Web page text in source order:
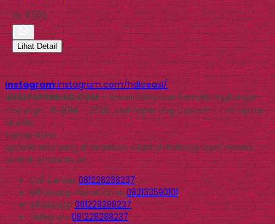
Rp 6.500
Lihat Detail
Instagram instagram.com/hdkreasi/
JUALPAPERBAG.COM- Solusi Kemasan Ramah Lingkungan
Copyright © 2014 - 2026 Jual Paper Bag Custom | Tas Kertas
Murah
Kontak Kami
Apabila ada yang ditanyakan, silahkan hubungi kami melalui
kontak di bawah ini.
Call Center081228288237
WhatsappPemesanan 082133590101
Whatsapp081228288237
Telegram081228288237